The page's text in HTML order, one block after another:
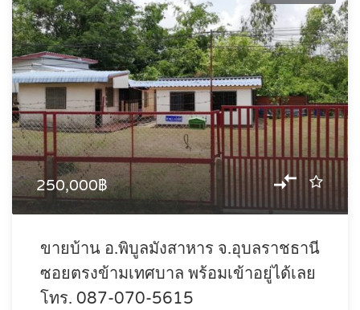
250,000฿
ขายบ้าน อ.พิบูลมังสาหาร จ.อุบลราชธานี
ซอยตรงข้ามเทศบาล พร้อมเข้าอยู่ได้เลย
โทร. 087-070-5615